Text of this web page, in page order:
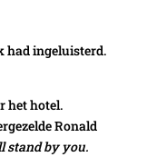
had ingeluisterd.
het hotel.
Ronald
stand by you.